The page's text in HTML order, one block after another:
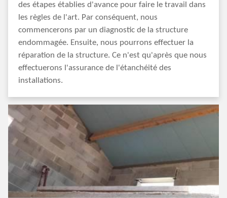
des étapes établies d'avance pour faire le travail dans
les règles de l'art. Par conséquent, nous
commencerons par un diagnostic de la structure
endommagée. Ensuite, nous pourrons effectuer la
réparation de la structure. Ce n'est qu'après que nous
effectuerons l'assurance de l'étanchéité des
installations.